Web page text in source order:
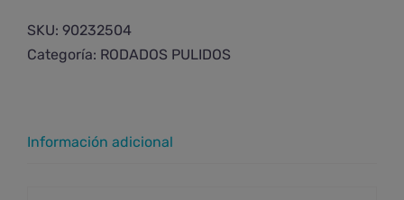
cantidad
SKU: 90232504
Categoría: RODADOS PULIDOS
Información adicional